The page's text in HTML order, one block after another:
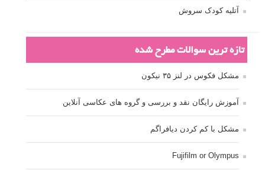
آتلیه کودک سروش
تازه ترین سوالات مطرح شده
مشکل فکوس در لنز ۳۵ نیکون
آموزش رایگان نقد و بررسی و گروه های عکاسی آنلاین
مشکل با کم کردن دیافراگم
Fujifilm or Olympus